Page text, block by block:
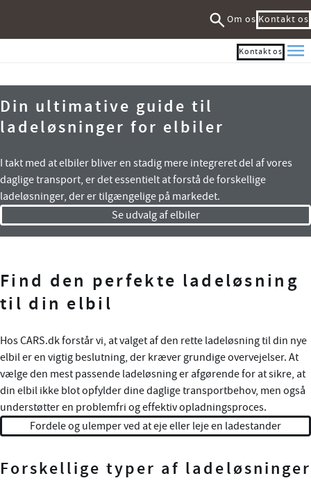
Om os Kontakt os
Kontakt os
Din ultimative guide til
ladeløsninger for elbiler
I takt med at elbiler bliver en stadig mere integreret del af vores
daglige transport, er det essentielt at forstå de forskellige
ladeløsninger, der er tilgængelige på markedet.
Se udvalg af elbiler
Find den perfekte ladeløsning
til din elbil
Hos CARS.dk forstår vi, at valget af den rette ladeløsning til din nye
elbil er en vigtig beslutning, der kræver grundige overvejelser. At
vælge den mest passende ladeløsning er afgørende for at sikre, at
din elbil ikke blot opfylder dine daglige transportbehov, men også
understøtter en problemfri og effektiv opladningsproces.
Fordele og ulemper ved at eje eller leje en ladestander
Forskellige typer af ladeløsninger